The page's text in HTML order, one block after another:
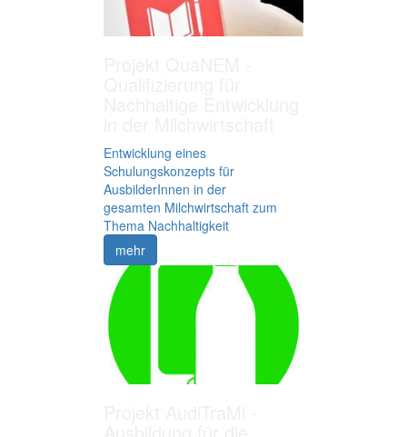
Entwicklung eines
Schulungskonzepts für
AusbilderInnen in der
gesamten Milchwirtschaft zum
Thema Nachhaltigkeit
mehr